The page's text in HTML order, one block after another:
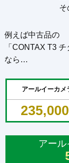
そ
例えば中古品の
「CONTAX T3 チ
なら…
アールイーカメ
235,000
アー